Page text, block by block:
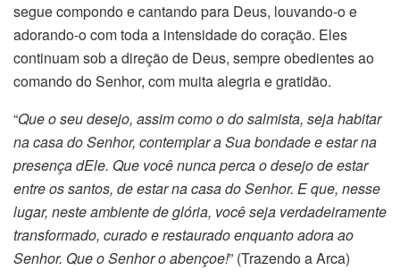
segue compondo e cantando para Deus, louvando-o e
adorando-o com toda a intensidade do coração. Eles
continuam sob a direção de Deus, sempre obedientes ao
comando do Senhor, com muita alegria e gratidão.
“Que o seu desejo, assim como o do salmista, seja habitar
na casa do Senhor, contemplar a Sua bondade e estar na
presença dEle. Que você nunca perca o desejo de estar
entre os santos, de estar na casa do Senhor. E que, nesse
lugar, neste ambiente de glória, você seja verdadeiramente
transformado, curado e restaurado enquanto adora ao
Senhor. Que o Senhor o abençoe!” (Trazendo a Arca)